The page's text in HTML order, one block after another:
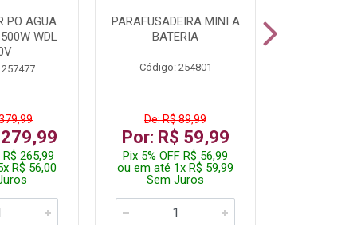
PO AGUA
WDL
R$ 265,99
R$ 56,00
PARAFUSADEIRA MINI A
BATERIA
Código: 254801
De: R$ 89,99
Por: R$ 59,99
Pix 5% OFF R$ 56,99
ou em até 1x R$ 59,99
Sem Juros